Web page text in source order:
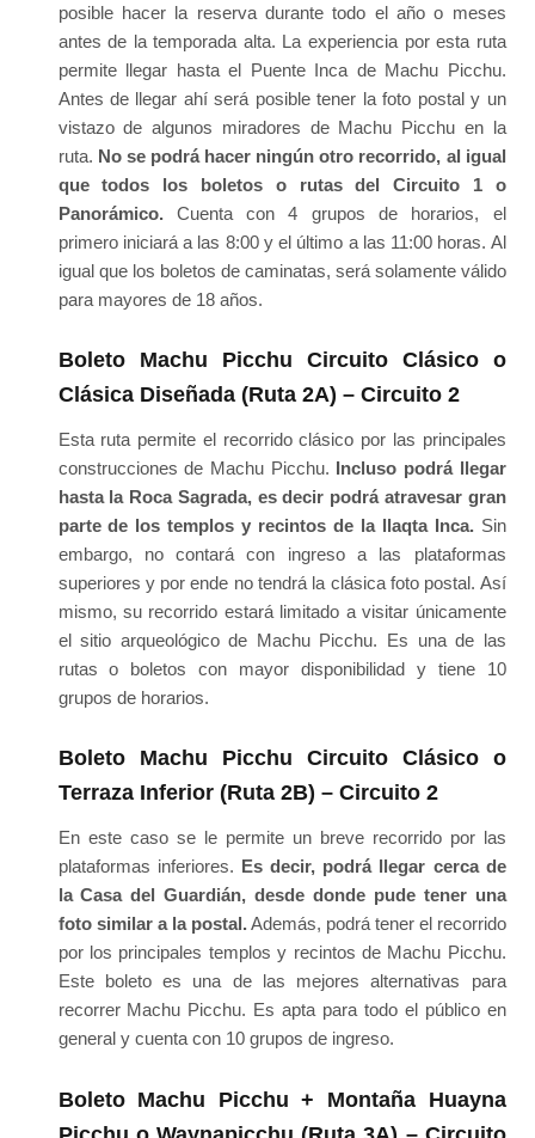
posible hacer la reserva durante todo el año o meses
antes de la temporada alta. La experiencia por esta ruta
permite llegar hasta el Puente Inca de Machu Picchu.
Antes de llegar ahí será posible tener la foto postal y un
vistazo de algunos miradores de Machu Picchu en la
ruta. No se podrá hacer ningún otro recorrido, al igual
que todos los boletos o rutas del Circuito 1 o
Panorámico.Cuenta con 4 grupos de horarios, el
primero iniciará a las 8:00 y el último a las 11:00 horas. Al
igual que los boletos de caminatas, será solamente válido
para mayores de 18 años.
Boleto Machu Picchu Circuito Clásico o
Clásica Diseñada (Ruta 2A) – Circuito 2
Esta ruta permite el recorrido clásico por las principales
construcciones de Machu Picchu. Incluso podrá llegar
hasta la Roca Sagrada, es decir podrá atravesar gran
parte de los templos y recintos de la llaqta Inca.Sin
embargo, no contará con ingreso a las plataformas
superiores y por ende no tendrá la clásica foto postal. Así
mismo, su recorrido estará limitado a visitar únicamente
el sitio arqueológico de Machu Picchu. Es una de las
rutas o boletos con mayor disponibilidad y tiene 10
grupos de horarios.
Boleto Machu Picchu Circuito Clásico o
Terraza Inferior (Ruta 2B) – Circuito 2
En este caso se le permite un breve recorrido por las
plataformas inferiores. Es decir, podrá llegar cerca de
la Casa del Guardián, desde donde pude tener una
foto similar a la postal.Además, podrá tener el recorrido
por los principales templos y recintos de Machu Picchu.
Este boleto es una de las mejores alternativas para
recorrer Machu Picchu. Es apta para todo el público en
general y cuenta con 10 grupos de ingreso.
Boleto Machu Picchu + Montaña Huayna